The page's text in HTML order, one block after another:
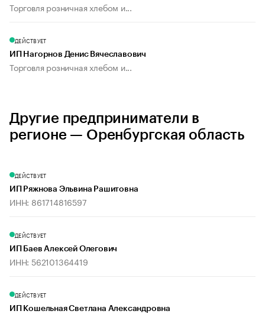
Торговля розничная хлебом и...
ДЕЙСТВУЕТ
ИП Нагорнов Денис Вячеславович
Торговля розничная хлебом и...
Другие предприниматели в
регионе — Оренбургская область
ДЕЙСТВУЕТ
ИП Ряжнова Эльвина Рашитовна
ИНН: 861714816597
ДЕЙСТВУЕТ
ИП Баев Алексей Олегович
ИНН: 562101364419
ДЕЙСТВУЕТ
ИП Кошельная Светлана Александровна